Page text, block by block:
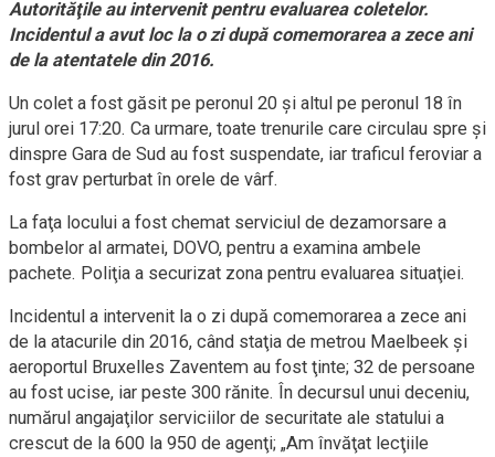
Autorităţile au intervenit pentru evaluarea coletelor.
Incidentul a avut loc la o zi după comemorarea a zece ani
de la atentatele din 2016.
Un colet a fost găsit pe peronul 20 şi altul pe peronul 18 în
jurul orei 17:20. Ca urmare, toate trenurile care circulau spre şi
dinspre Gara de Sud au fost suspendate, iar traficul feroviar a
fost grav perturbat în orele de vârf.
La faţa locului a fost chemat serviciul de dezamorsare a
bombelor al armatei, DOVO, pentru a examina ambele
pachete. Poliţia a securizat zona pentru evaluarea situaţiei.
Incidentul a intervenit la o zi după comemorarea a zece ani
de la atacurile din 2016, când staţia de metrou Maelbeek şi
aeroportul Bruxelles Zaventem au fost ţinte; 32 de persoane
au fost ucise, iar peste 300 rănite. În decursul unui deceniu,
numărul angajaţilor serviciilor de securitate ale statului a
crescut de la 600 la 950 de agenţi; „Am învăţat lecţiile